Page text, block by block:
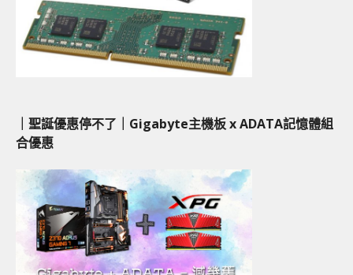
｜聖誕優惠停不了｜Gigabyte主機板 x ADATA記憶體組
合優惠